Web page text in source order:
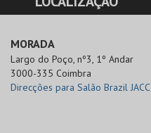
MORADA
Largo do Poço, nº3, 1º Andar
3000-335 Coimbra
Direcções para Salão Brazil JACC